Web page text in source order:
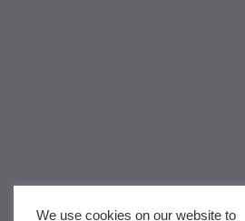
We use cookies on our website to